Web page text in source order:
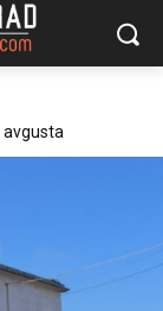
avgusta